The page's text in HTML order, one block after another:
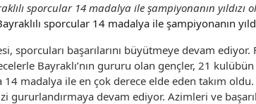
sporcular 14 madalya ile şampiyonanın yıldızı
sporcular 14 madalya ile şampiyonanın
sporcuları başarılarını büyütmeye devam
Bayraklı’nın gururu olan gençler, 21
14 madalya ile en çok derece elde eden takım
gururlandırmaya devam ediyor. Azimleri ve